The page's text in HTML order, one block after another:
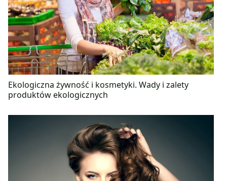
Ekologiczna żywność i kosmetyki. Wady i zalety
produktów ekologicznych